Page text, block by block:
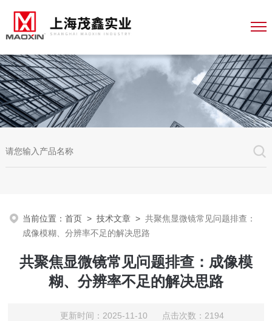
当前位置：首页 >技术文章 >共聚焦显微镜常见问题排查：
成像模糊、分辨率不足的解决思路
共聚焦显微镜常见问题排查：成像模
糊、分辨率不足的解决思路
更新时间：2025-11-10 点击次数：2194